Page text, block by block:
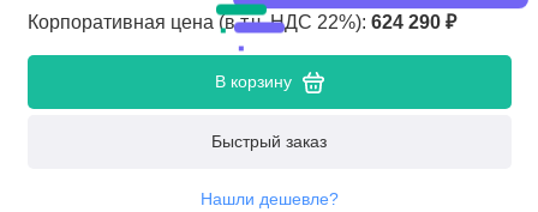
Корпоративная цена (в т.ч. НДС 22%): 624 290 ₽
В корзину
Быстрый заказ
Нашли дешевле?